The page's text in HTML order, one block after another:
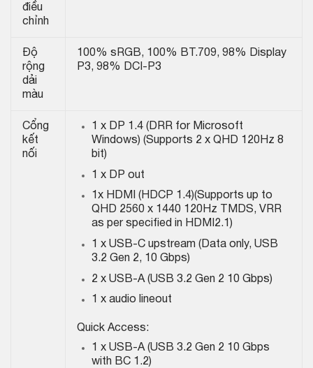
điều
chỉnh
Độ
rộng
dải
màu
100% sRGB, 100% BT.709, 98% Display
P3, 98% DCI-P3
Cổng
kết
nối
1 x DP 1.4 (DRR for Microsoft
Windows) (Supports 2 x QHD 120Hz 8
bit)
1 x DP out
1x HDMI (HDCP 1.4)(Supports up to
QHD 2560 x 1440 120Hz TMDS, VRR
as per specified in HDMI2.1)
1 x USB-C upstream (Data only, USB
3.2 Gen 2, 10 Gbps)
2 x USB-A (USB 3.2 Gen 2 10 Gbps)
1 x audio lineout
Quick Access:
1 x USB-A (USB 3.2 Gen 2 10 Gbps
with BC 1.2)